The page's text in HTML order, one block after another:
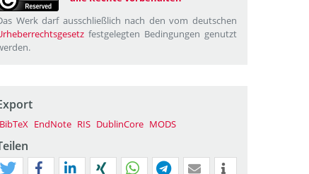
Werk darf ausschließlich nach den vom deutschen
festgelegten Bedingungen genutzt
BibTeX EndNote RIS DublinCore MODS